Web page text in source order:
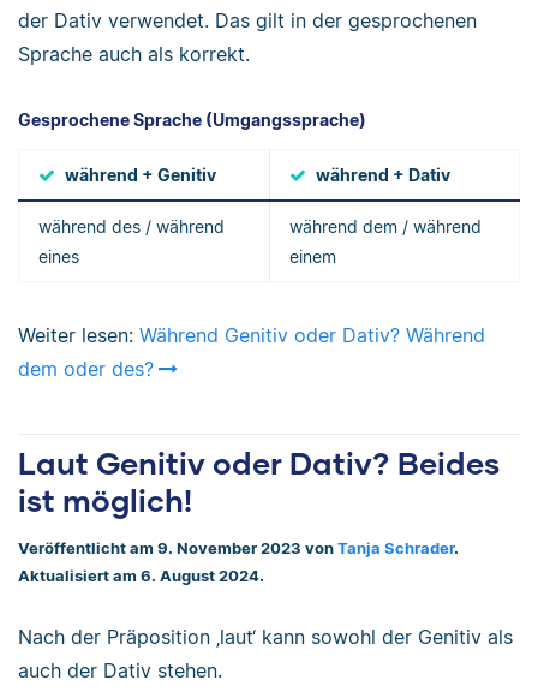
der Dativ verwendet. Das gilt in der gesprochenen
Sprache auch als korrekt.
Gesprochene Sprache (Umgangssprache)
während + Genitiv während + Dativ
während des / während
eines
während dem / während
einem
Weiter lesen: Während Genitiv oder Dativ? Während
dem oder des?
Laut Genitiv oder Dativ? Beides
ist möglich!
Veröffentlicht am 9. November 2023 von Tanja Schrader.
Aktualisiert am 6. August 2024.
Nach der Präposition ‚laut‘ kann sowohl der Genitiv als
auch der Dativ stehen.